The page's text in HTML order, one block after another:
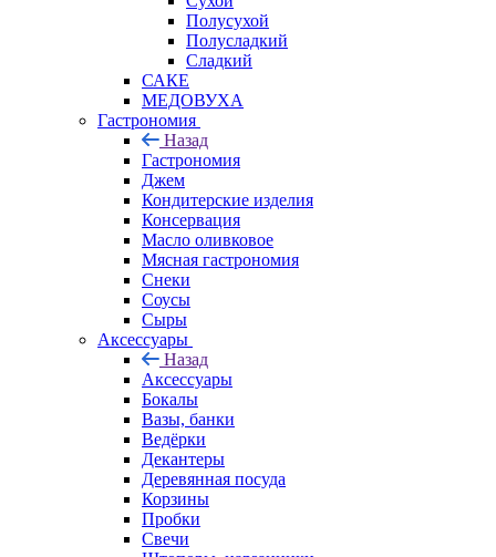
Полусухой
Полусладкий
Сладкий
САКЕ
МЕДОВУХА
Гастрономия
Назад
Гастрономия
Джем
Кондитерские изделия
Консервация
Масло оливковое
Мясная гастрономия
Снеки
Соусы
Сыры
Аксессуары
Назад
Аксессуары
Бокалы
Вазы, банки
Ведёрки
Декантеры
Деревянная посуда
Корзины
Пробки
Свечи